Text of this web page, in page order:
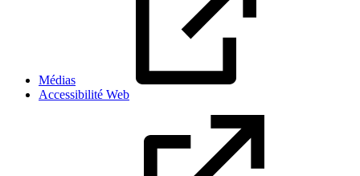
Médias
Accessibilité Web